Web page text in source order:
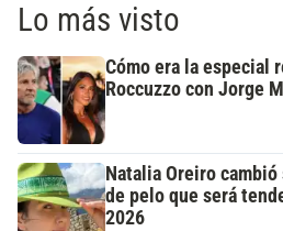
Lo más visto
Cómo era la especial
Roccuzzo con Jorge
Natalia Oreiro
de pelo que será
2026